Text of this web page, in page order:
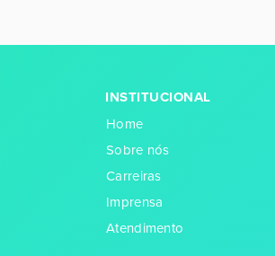
INSTITUCIONAL
Home
Sobre nós
Carreiras
Imprensa
Atendimento